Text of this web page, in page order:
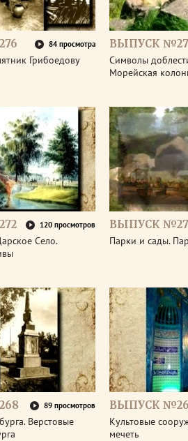
84 просмотра
Грибоедову
ВЫПУСК
Символы
Морейская
120 просмотров
Село.
ВЫПУСК
Парки и сады.
89 просмотров
Верстовые
ВЫПУСК
Культовые
мечеть